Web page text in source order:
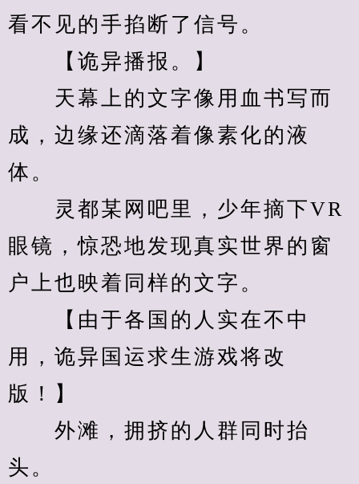
看不见的手掐断了信号。
【诡异播报。】
天幕上的文字像用血书写而
成，边缘还滴落着像素化的液
体。
灵都某网吧里，少年摘下VR
眼镜，惊恐地发现真实世界的窗
户上也映着同样的文字。
【由于各国的人实在不中
用，诡异国运求生游戏将改
版！】
外滩，拥挤的人群同时抬
头。